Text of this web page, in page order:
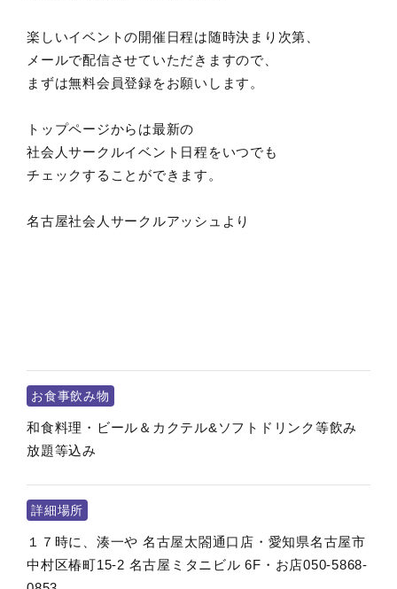
楽しいイベントの開催日程は随時決まり次第、
メールで配信させていただきますので、
まずは無料会員登録をお願いします。
トップページからは最新の
社会人サークルイベント日程をいつでも
チェックすることができます。
名古屋社会人サークルアッシュより
お食事飲み物
和食料理・ビール＆カクテル&ソフトドリンク等飲み
放題等込み
詳細場所
１７時に、湊一や 名古屋太閤通口店・愛知県名古屋市
中村区椿町15-2 名古屋ミタニビル 6F・お店050-5868-